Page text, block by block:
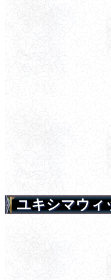
ユキシマウィ